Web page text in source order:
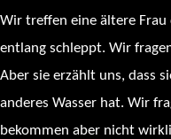
Wir treffen eine ältere Frau
entlang schleppt. Wir
Aber sie erzählt uns, dass
anderes Wasser hat. Wir
bekommen aber nicht